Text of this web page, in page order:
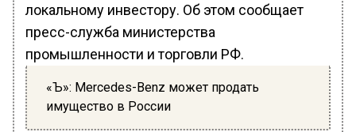
локальному инвестору. Об этом сообщает
пресс-служба министерства
промышленности и торговли РФ.
«Ъ»: Mercedes-Benz может продать
имущество в России